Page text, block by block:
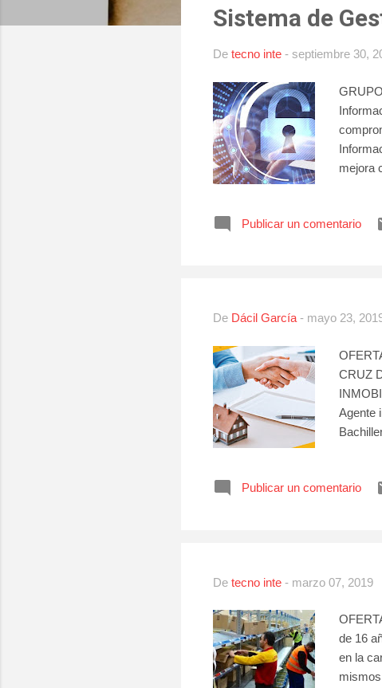
Sistema de
De tecno inte - septiembre 30,
mejora
Publicar un comentario
De Dácil García - mayo 23,
CRUZ
Agente
Publicar un comentario
De tecno inte - marzo 07, 2019
de 16
en la